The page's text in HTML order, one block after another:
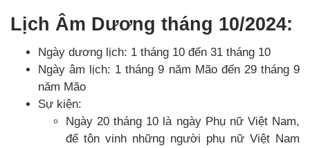
Lịch Âm Dương tháng 10/2024:
Ngày dương lịch: 1 tháng 10 đến 31 tháng 10
Ngày âm lịch: 1 tháng 9 năm Mão đến 29 tháng 9
năm Mão
Sự kiện:
Ngày 20 tháng 10 là ngày Phụ nữ Việt Nam,
để tôn vinh những người phụ nữ Việt Nam